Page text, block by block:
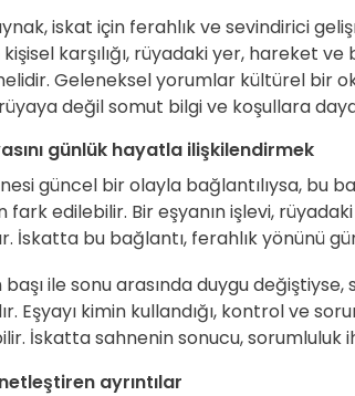
iskat için ferahlık ve sevindirici
karşılığı, rüyadaki yer, hareket
Geleneksel yorumlar kültürel bir
değil somut bilgi ve koşullara
günlük hayatla ilişkilendirmek
güncel bir olayla bağlantılıysa, bu
fark edilebilir. Bir eşyanın işlevi,
İskatta bu bağlantı, ferahlık yönünü
başı ile sonu arasında duygu
Eşyayı kimin kullandığı, kontrol ve
İskatta sahnenin sonucu, sorumluluk
ayrıntılar